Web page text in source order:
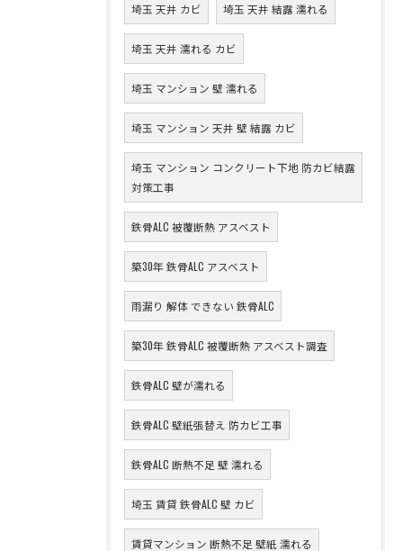
埼玉 天井 カビ 埼玉 天井 結露 濡れる
埼玉 天井 濡れる カビ
埼玉 マンション 壁 濡れる
埼玉 マンション 天井 壁 結露 カビ
埼玉 マンション コンクリート下地 防カビ結露
対策工事
鉄骨ALC 被覆断熱 アスベスト
築30年 鉄骨ALC アスベスト
雨漏り 解体 できない 鉄骨ALC
築30年 鉄骨ALC 被覆断熱 アスベスト調査
鉄骨ALC 壁が濡れる
鉄骨ALC 壁紙張替え 防カビ工事
鉄骨ALC 断熱不足 壁 濡れる
埼玉 賃貸 鉄骨ALC 壁 カビ
賃貸マンション 断熱不足 壁紙 濡れる